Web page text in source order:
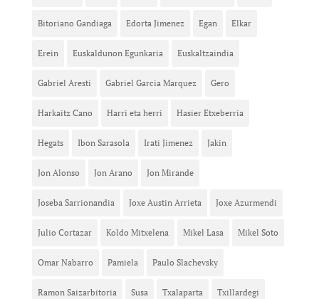
Bitoriano Gandiaga Edorta Jimenez Egan Elkar
Erein Euskaldunon Egunkaria Euskaltzaindia
Gabriel Aresti Gabriel Garcia Marquez Gero
Harkaitz Cano Harri eta herri Hasier Etxeberria
Hegats Ibon Sarasola Irati Jimenez Jakin
Jon Alonso Jon Arano Jon Mirande
Joseba Sarrionandia Joxe Austin Arrieta Joxe Azurmendi
Julio Cortazar Koldo Mitxelena Mikel Lasa Mikel Soto
Omar Nabarro Pamiela Paulo Slachevsky
Ramon Saizarbitoria Susa Txalaparta Txillardegi